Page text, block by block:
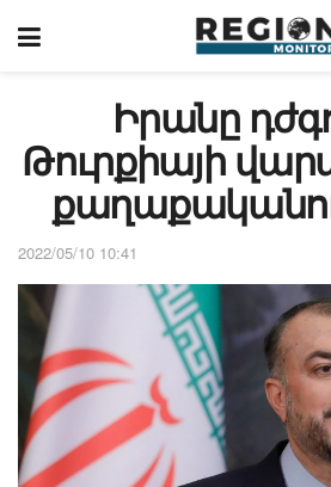
Իրանը
Թուրքիայի
2022/05/10 10:41